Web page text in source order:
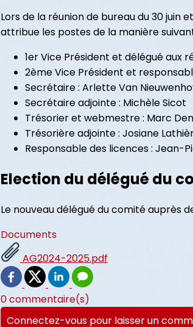
Lors de la réunion de bureau du 30 juin
attribue les postes de la manière
1er Vice Président et délégué aux
2ème Vice Président et
Secrétaire : Arlette Van
Secrétaire adjointe : Michèle Sicot
Trésorier et webmestre : Marc
Trésorière adjointe : Josiane
Responsable des licences : Jean-
Election du délégué du
Le nouveau délégué du comité auprès
Documents
AG2024-2025.pdf
0 commentaire(s)
Connectez-vous pour laisser un